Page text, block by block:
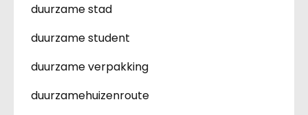
duurzame stad
duurzame student
duurzame verpakking
duurzamehuizenroute